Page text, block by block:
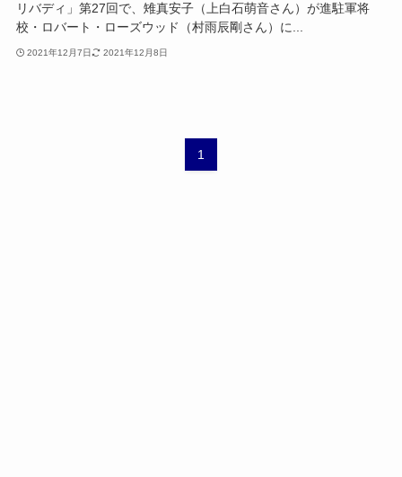
リバディ」第27回で、雉真安子（上白石萌音さん）が進駐軍将
校・ロバート・ローズウッド（村雨辰剛さん）に...
2021年12月7日 2021年12月8日
1